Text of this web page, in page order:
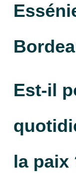
Est-il
la paix